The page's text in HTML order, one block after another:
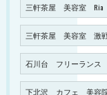
三軒茶屋 美容室 Ria
三軒茶屋 美容室 激
石川台 フリーラン
下北沢 カフェ 美容